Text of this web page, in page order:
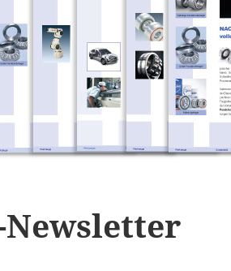
Newsletter